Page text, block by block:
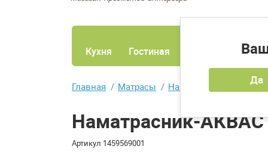
Да
Кухня Гостиная
Главная Матрасы Наматрасники
Наматрасник-
Артикул 1459569001